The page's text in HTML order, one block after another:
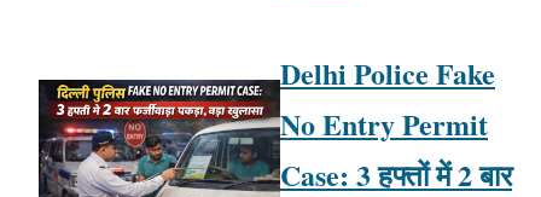
Delhi Police Fake
No Entry Permit
Case: 3 हफ्तों में 2 बार